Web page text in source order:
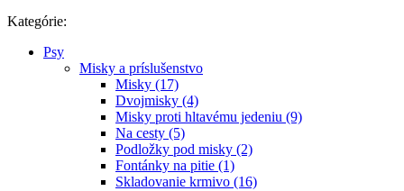
Kategórie:
Psy
Misky a príslušenstvo
Misky (17)
Dvojmisky (4)
Misky proti hltavému jedeniu (9)
Na cesty (5)
Podložky pod misky (2)
Fontánky na pitie (1)
Skladovanie krmivo (16)